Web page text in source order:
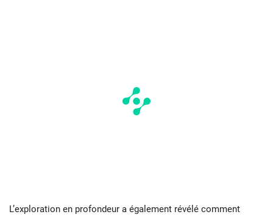
L’exploration en profondeur a également révélé comment